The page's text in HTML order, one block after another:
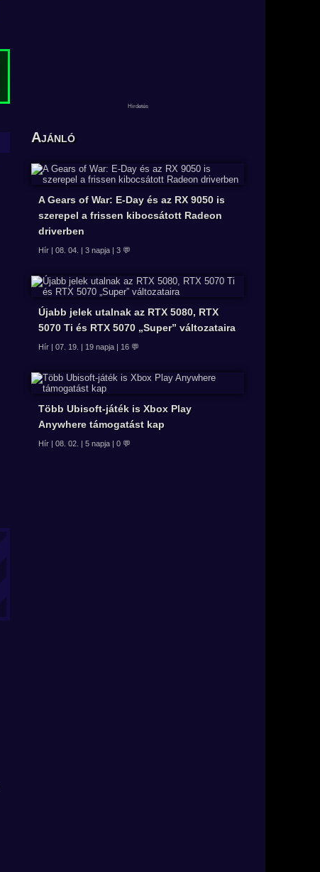
Ajánló
A Gears of War: E-Day és az RX 9050 is
szerepel a frissen kibocsátott Radeon
driverben
Hír | 08. 04. | 3 napja | 3 💬
Újabb jelek utalnak az RTX 5080, RTX
5070 Ti és RTX 5070 „Super” változataira
Hír | 07. 19. | 19 napja | 16 💬
Több Ubisoft-játék is Xbox Play
Anywhere támogatást kap
Hír | 08. 02. | 5 napja | 0 💬